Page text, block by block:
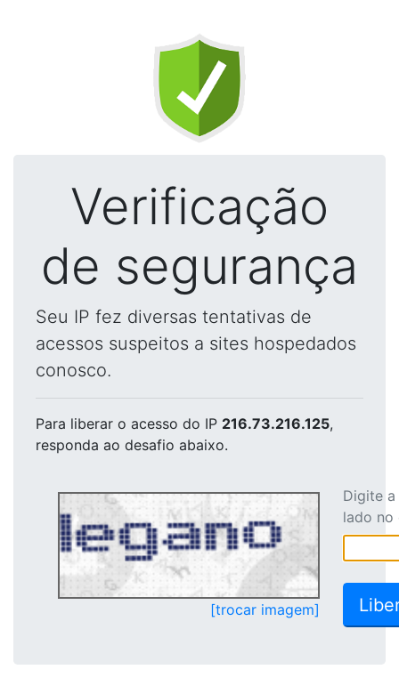
Verificação
de segurança
Seu IP fez diversas tentativas de
acessos suspeitos a sites hospedados
conosco.
Para liberar o acesso do IP 216.73.216.125,
responda ao desafio abaixo.
[trocar imagem]
Digite
lado no